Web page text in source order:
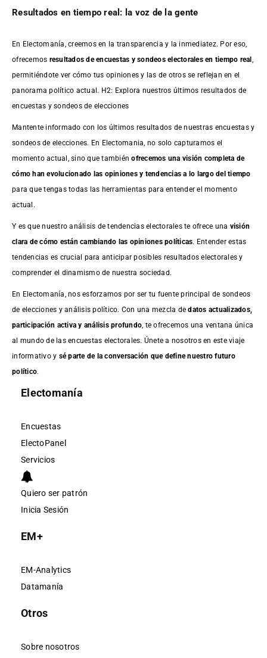
Resultados en tiempo real: la voz de la gente
En Electomanía, creemos en la transparencia y la inmediatez. Por eso,
ofrecemos resultados deencuestas y sondeos electorales en tiempo real,
permitiéndote ver cómo tus opiniones y las de otros se reflejan en el
panorama político actual. H2: Explora nuestros últimos resultados de
encuestas y sondeos de elecciones
Mantente informado con los últimos resultados de nuestras encuestasy
sondeos de elecciones. En Electomania, no solo capturamos el
momento actual, sino que tambiénofrecemos una visión completa de
cómo han evolucionado las opiniones y tendencias a lo largo del tiempo
para que tengas todas las herramientas para entender el momento
actual.
Y es que nuestro análisis de tendencias electorales te ofrece una visión
clara de cómo están cambiando las opiniones políticas. Entender estas
tendencias es crucial para anticipar posibles resultados electorales y
comprender el dinamismo de nuestra sociedad.
En Electomanía, nos esforzamos por ser tu fuente principal de sondeos
de elecciones y análisis político. Con una mezcla dedatos actualizados,
participación activa y análisis profundo, te ofrecemos una ventana única
al mundo de las encuestas electorales. Únete a nosotros en este viaje
informativo y sé parte de la conversación que define nuestro futuro
político.
Electomanía
Encuestas
ElectoPanel
Servicios
Quiero ser patrón
Inicia Sesión
EM+
EM-Analytics
Datamanía
Otros
Sobre nosotros